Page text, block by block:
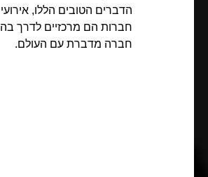
הדברים הטובים הללו, אירועי
חברות הם מרכזיים לדרך בה
חברה מדברת עם העולם.